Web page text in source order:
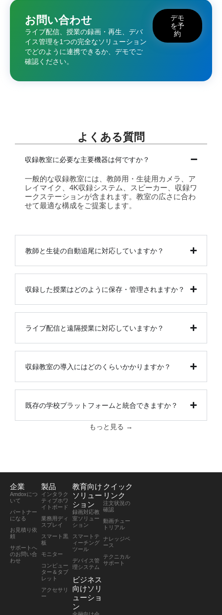
お問い合わせ
ライブ配信、授業の録画・再生、デバ
イス管理を1つの完全なソリューション
でどのように連携できるか、デモでご
確認ください。
デモ
を予
約
よくある質問
収録教室に必要な主要機器は何ですか？
一般的な収録教室には、教師用・生徒用カメラ、ア
レイマイク、4K収録システム、スピーカー、収録ワ
ークステーションが含まれます。教室の広さに合わ
せて最適な構成をご提案します。
教師と生徒の自動追尾に対応していますか？
収録した授業はどのように保存・管理されますか？
ライブ配信と遠隔授業に対応していますか？
収録教室の導入にはどのくらいかかりますか？
既存の学校プラットフォームと統合できますか？
もっと見る →
企業
Amdoxにつ
いて
パートナー
になる
お見積り依
頼
サポートへ
のお問い合
わせ
製品
インタラク
ティブホワ
イトボード
業務用ディ
スプレイ
スマート黒
板
モニター
コンピュー
ター＆タブ
レット
アクセサリ
ー
教育向け
ソリュー
ション
録画対応教
室ソリュー
ション
スマートテ
ィーチング
ツール
デバイス管
理システム
ビジネス
向けソリ
ューショ
ン
金融向け会
クイック
リンク
注文状況の
確認
動画チュー
トリアル
ナレッジベ
ース
テクニカル
サポート